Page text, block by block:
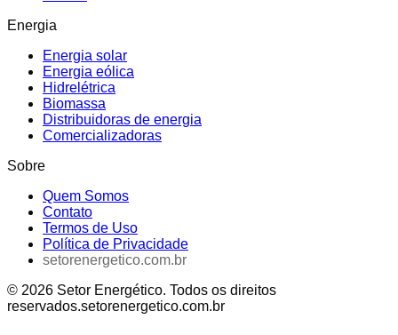
Energia
Energia solar
Energia eólica
Hidrelétrica
Biomassa
Distribuidoras de energia
Comercializadoras
Sobre
Quem Somos
Contato
Termos de Uso
Política de Privacidade
setorenergetico.com.br
© 2026 Setor Energético. Todos os direitos
reservados.setorenergetico.com.br